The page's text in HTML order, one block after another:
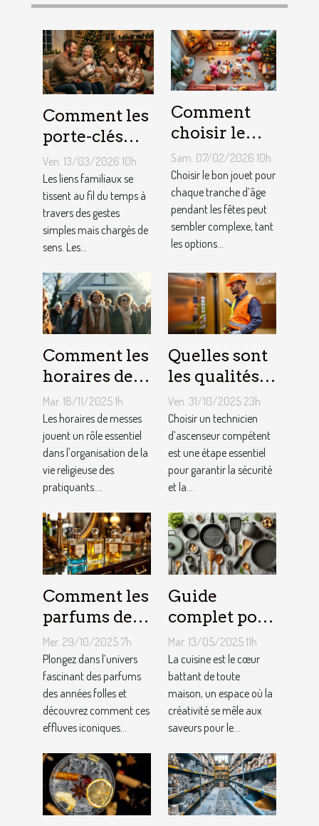
Comment les
porte-clés
personnalisés
peuvent
renforcer les
liens
familiaux ?
Ven. 13/03/2026 10h
Les liens familiaux se
tissent au fil du temps à
travers des gestes
simples mais chargés de
sens. Les...
Comment
choisir le
jouet idéal
pour chaque
âge lors des
fêtes ?
Sam. 07/02/2026 10h
Choisir le bon jouet pour
chaque tranche d’âge
pendant les fêtes peut
sembler complexe, tant
les options...
Comment les
horaires de
messes
facilitent la
vie des
pratiquants ?
Mar. 18/11/2025 1h
Les horaires de messes
jouent un rôle essentiel
dans l'organisation de la
vie religieuse des
pratiquants....
Quelles sont
les qualités à
rechercher
chez un
technicien
d’ascenseur ?
Ven. 31/10/2025 23h
Choisir un technicien
d’ascenseur compétent
est une étape essentiel
pour garantir la sécurité
et la...
Comment les
parfums des
années folles
influencent-
ils la mode
moderne ?
Mer. 29/10/2025 7h
Plongez dans l’univers
fascinant des parfums
des années folles et
découvrez comment ces
effluves iconiques...
Guide
complet pour
choisir le
meilleur
équipement
de cuisine
Mar. 13/05/2025 11h
La cuisine est le cœur
battant de toute
maison, un espace où la
créativité se mêle aux
saveurs pour le...